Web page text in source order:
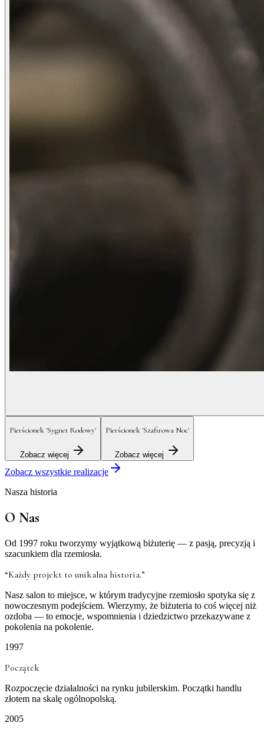
Pierścionek 'Sygnet Rodowy'
Zobacz więcej
Pierścionek 'Szafirowa Noc'
Zobacz więcej
Zobacz wszystkie realizacje
Nasza historia
O Nas
Od 1997 roku tworzymy wyjątkową biżuterię — z pasją, precyzją i
szacunkiem dla rzemiosła.
“Każdy projekt to unikalna historia.”
Nasz salon to miejsce, w którym tradycyjne rzemiosło spotyka się z
nowoczesnym podejściem. Wierzymy, że biżuteria to coś więcej niż
ozdoba — to emocje, wspomnienia i dziedzictwo przekazywane z
pokolenia na pokolenie.
1997
Początek
Rozpoczęcie działalności na rynku jubilerskim. Początki handlu
złotem na skalę ogólnopolską.
2005